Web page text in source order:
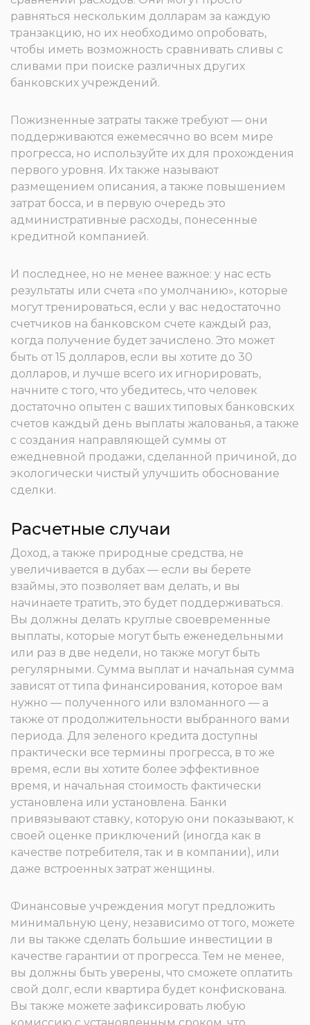
равняться нескольким долларам за каждую
транзакцию, но их необходимо опробовать,
чтобы иметь возможность сравнивать сливы с
сливами при поиске различных других
банковских учреждений.
Пожизненные затраты также требуют — они
поддерживаются ежемесячно во всем мире
прогресса, но используйте их для прохождения
первого уровня. Их также называют
размещением описания, а также повышением
затрат босса, и в первую очередь это
административные расходы, понесенные
кредитной компанией.
И последнее, но не менее важное: у нас есть
результаты или счета «по умолчанию», которые
могут тренироваться, если у вас недостаточно
счетчиков на банковском счете каждый раз,
когда получение будет зачислено. Это может
быть от 15 долларов, если вы хотите до 30
долларов, и лучше всего их игнорировать,
начните с того, что убедитесь, что человек
достаточно опытен с ваших типовых банковских
счетов каждый день выплаты жалованья, а также
с создания направляющей суммы от
ежедневной продажи, сделанной причиной, до
экологически чистый улучшить обоснование
сделки.
Расчетные случаи
Доход, а также природные средства, не
увеличивается в дубах — если вы берете
взаймы, это позволяет вам делать, и вы
начинаете тратить, это будет поддерживаться.
Вы должны делать круглые своевременные
выплаты, которые могут быть еженедельными
или раз в две недели, но также могут быть
регулярными. Сумма выплат и начальная сумма
зависят от типа финансирования, которое вам
нужно — полученного или взломанного — а
также от продолжительности выбранного вами
периода. Для зеленого кредита доступны
практически все термины прогресса, в то же
время, если вы хотите более эффективное
время, и начальная стоимость фактически
установлена ​​или установлена. Банки
привязывают ставку, которую они показывают, к
своей оценке приключений (иногда как в
качестве потребителя, так и в компании), или
даже встроенных затрат женщины.
Финансовые учреждения могут предложить
минимальную цену, независимо от того, можете
ли вы также сделать большие инвестиции в
качестве гарантии от прогресса. Тем не менее,
вы должны быть уверены, что сможете оплатить
свой долг, если квартира будет конфискована.
Вы также можете зафиксировать любую